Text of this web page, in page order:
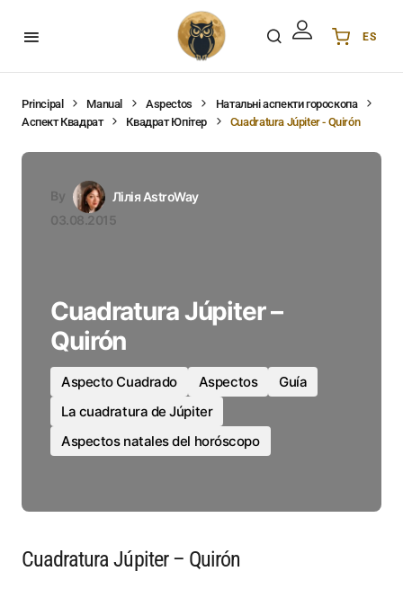
ES
DE Deutsch
PL Polski
Principal Manual Aspectos
Натальні аспекти гороскопа
Аспект Квадрат
Квадрат Юпітер Cuadratura Júpiter - Quirón
By
Лілія AstroWay
03.08.2015
Cuadratura Júpiter –
Quirón
Aspecto Cuadrado Aspectos
Guía
La cuadratura de Júpiter
Aspectos natales del horóscopo
Cuadratura Júpiter – Quirón